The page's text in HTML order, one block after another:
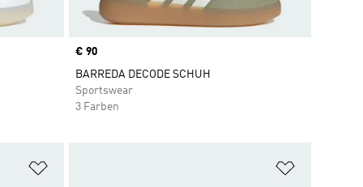
Price
€ 90
BARREDA DECODE SCHUH
Sportswear
3 Farben